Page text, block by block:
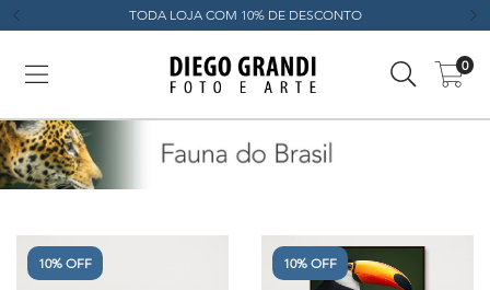
TODA LOJA COM 10% DE DESCONTO
0
10% OFF 10% OFF